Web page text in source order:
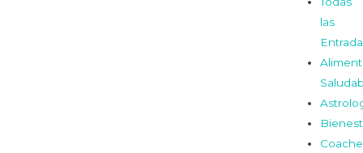
las